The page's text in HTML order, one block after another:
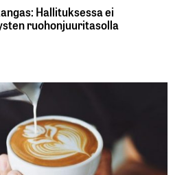
Hallituksessa ei
ruohonjuuritasolla